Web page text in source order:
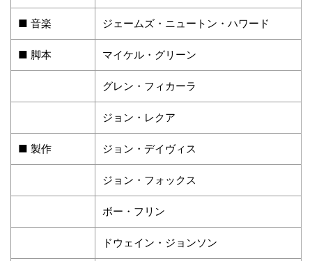
■ 音楽 ジェームズ・ニュートン・ハワード
■ 脚本 マイケル・グリーン
グレン・フィカーラ
ジョン・レクア
■ 製作 ジョン・デイヴィス
ジョン・フォックス
ボー・フリン
ドウェイン・ジョンソン